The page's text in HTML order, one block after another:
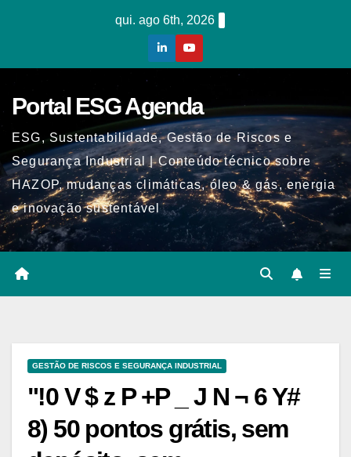
qui. ago 6th, 2026
Portal ESG Agenda
ESG, Sustentabilidade, Gestão de Riscos e
Segurança Industrial | Conteúdo técnico sobre
HAZOP, mudanças climáticas, óleo & gás, energia
e inovação sustentável
GESTÃO DE RISCOS E SEGURANÇA INDUSTRIAL
"!0 V $ z P +P _ J N ¬ 6 Y#
8) 50 pontos grátis, sem